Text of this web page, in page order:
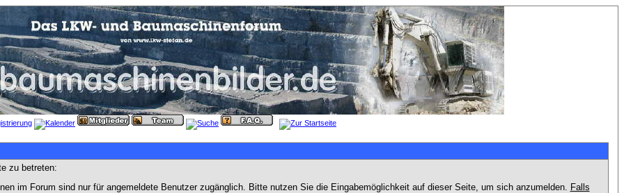
zu betreten:
im Forum sind nur für angemeldete Benutzer zugänglich. Bitte nutzen Sie die Eingabemöglichkeit auf dieser Seite, um sich anzumelden. Falls